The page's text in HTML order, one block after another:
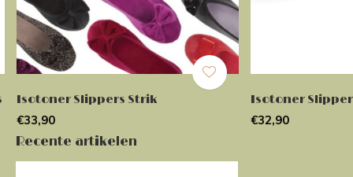
Isotoner Slippers Strik
€33,90
Isotoner
€32,90
Recente artikelen